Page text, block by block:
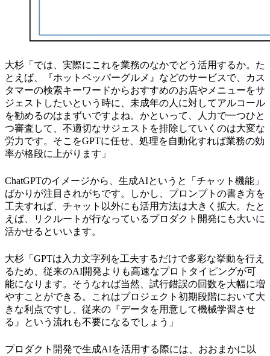
大杉「では、実際にこれを業務のなかでどう活用するか。た
とえば、『ホットペッパーグルメ』などのサービスで、カス
タマーの検索キーワードからおすすめのお店やメニューをサ
ジェストしたいという時に、未成年の人に対してアルコール
を勧めるのはまずいですよね。かといって、人力で一つひと
つ審査して、不適切なサジェストを排除していくのは大変な
労力です。そこをGPTに任せ、処理を自動化すれば業務の効
率が格段に上がります」
ChatGPTのイメージから、生成AIというと「チャット機能」
ばかりが注目されがちです。しかし、プロンプトの書き方を
工夫すれば、チャット以外にも活用方法は大きく拡大。たと
えば、リクルートが行なっているプロダクト開発にも大いに
活かせるといいます。
大杉「GPTは入力文字列を工夫するだけで多彩な挙動を行え
るため、従来のAI開発よりも高速なプロトタイピングが可
能になります。そうなれば当然、試行錯誤の回数を大幅に増
やすことができる。これはプロジェクト初期段階において大
きな利点ですし、従来の『データを用意して機械学習させ
る』という流れも不要になるでしょう」
プロダクト開発で生成AIを活用する際には、おおまかに以